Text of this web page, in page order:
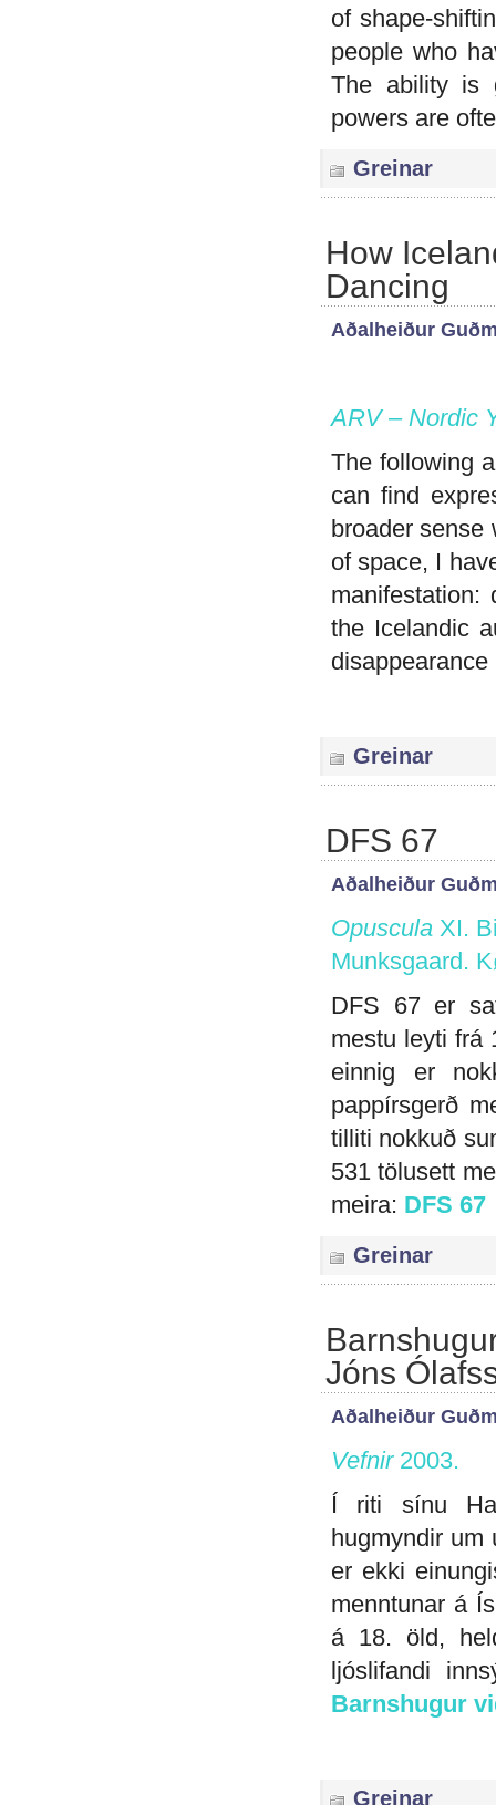
of shape-
people who
The ability is
powers are
Greinar
How
Dancing
Aðalheiður
ARV – Nordic
The following
can find
broader sense
of space, I
manifestation:
the Icelandic
Greinar
DFS 67
Aðalheiður
Opuscula XI.
Munksgaard.
DFS 67 er
mestu leyti frá
einnig er
pappírsgerð
tilliti nokkuð
531 tölusett
meira: DFS 67
Greinar
Jóns
Aðalheiður
Vefnir2003.
Í riti sínu
hugmyndir
er ekki
menntunar á
á 18. öld,
ljóslifandi
Barnshugur
Greinar